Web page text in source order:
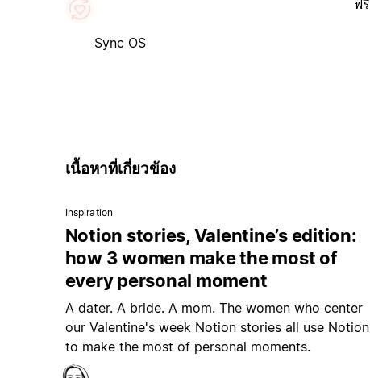
Sync OS
ฟรี
เนื้อหาที่เกี่ยวข้อง
Inspiration
Notion stories, Valentine’s edition:
how 3 women make the most of
every personal moment
A dater. A bride. A mom. The women who center
our Valentine's week Notion stories all use Notion
to make the most of personal moments.